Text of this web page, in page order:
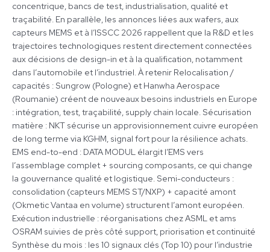
concentrique, bancs de test, industrialisation, qualité et
traçabilité. En parallèle, les annonces liées aux wafers, aux
capteurs MEMS et à l’ISSCC 2026 rappellent que la R&D et les
trajectoires technologiques restent directement connectées
aux décisions de design-in et à la qualification, notamment
dans l’automobile et l’industriel. À retenir Relocalisation /
capacités : Sungrow (Pologne) et Hanwha Aerospace
(Roumanie) créent de nouveaux besoins industriels en Europe
: intégration, test, traçabilité, supply chain locale. Sécurisation
matière : NKT sécurise un approvisionnement cuivre européen
de long terme via KGHM, signal fort pour la résilience achats.
EMS end-to-end : DATA MODUL élargit l’EMS vers
l’assemblage complet + sourcing composants, ce qui change
la gouvernance qualité et logistique. Semi-conducteurs :
consolidation (capteurs MEMS ST/NXP) + capacité amont
(Okmetic Vantaa en volume) structurent l’amont européen.
Exécution industrielle : réorganisations chez ASML et ams
OSRAM suivies de près côté support, priorisation et continuité
Synthèse du mois : les 10 signaux clés (Top 10) pour l’industrie